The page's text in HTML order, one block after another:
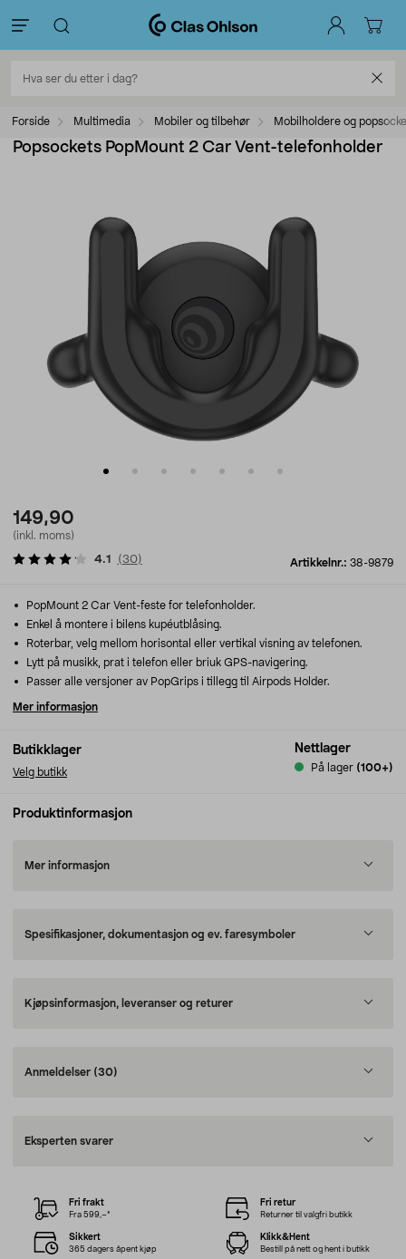
Forside Multimedia Mobiler og tilbehør Mobilholdere og
Popsockets PopMount 2 Car Vent-telefonholder
149,90
(inkl. moms)
Artikkelnr.: 38-9879
4.1 (30)
Butikklager
Velg butikk
Nettlager
På lager (100+)
PopMount 2 Car Vent-feste for telefonholder.
Enkel å montere i bilens kupéutblåsing.
Roterbar, velg mellom horisontal eller vertikal visning av telefonen.
Lytt på musikk, prat i telefon eller briuk GPS-navigering.
Passer alle versjoner av PopGrips i tillegg til Airpods Holder.
Mer informasjon
Produktinformasjon
Mer informasjon
Spesifikasjoner, dokumentasjon og ev. faresymboler
Kjøpsinformasjon, leveranser og returer
Anmeldelser (30)
Eksperten svarer
Fri frakt
Fra 599,–*
Fri retur
Returner til valgfri butikk
Sikkert
365 dagers åpent kjøp
Klikk&Hent
Bestill på nett og hent i butikk